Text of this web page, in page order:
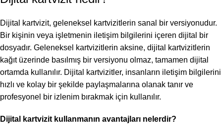
Dijital kartvizit, geleneksel kartvizitlerin sanal bir versiyonudur.
Bir kişinin veya işletmenin iletişim bilgilerini içeren dijital bir
dosyadır. Geleneksel kartvizitlerin aksine, dijital kartvizitlerin
kağıt üzerinde basılmış bir versiyonu olmaz, tamamen dijital
ortamda kullanılır. Dijital kartvizitler, insanların iletişim bilgilerini
hızlı ve kolay bir şekilde paylaşmalarına olanak tanır ve
profesyonel bir izlenim bırakmak için kullanılır.
Dijital kartvizit kullanmanın avantajları nelerdir?